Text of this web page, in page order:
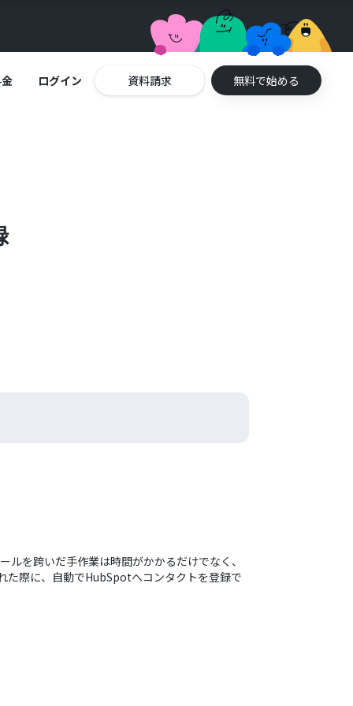
ログイン 資料請求 無料で始める
を跨いだ手作業は時間がかかるだけでなく、
た際に、自動でHubSpotへコンタクトを登録で